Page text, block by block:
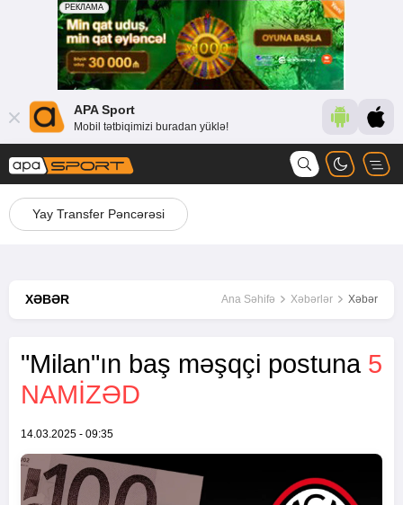
APA Sport
Mobil tətbiqimizi buradan yüklə!
Yay Transfer Pəncərəsi
XƏBƏR Ana Səhifə Xəbərlər Xəbər
"Milan"ın baş məşqçi postuna 5
NAMIZƏD
14.03.2025 - 09:35